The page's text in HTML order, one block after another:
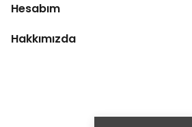
Hesabım
Hakkımızda